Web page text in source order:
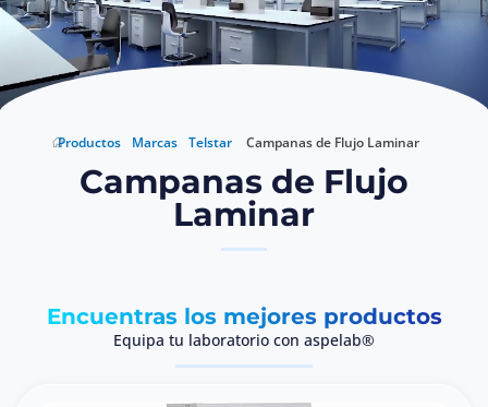
Productos Marcas Telstar Campanas de Flujo Laminar
Campanas de Flujo
Laminar
Encuentras los mejores productos
Equipa tu laboratorio con aspelab®